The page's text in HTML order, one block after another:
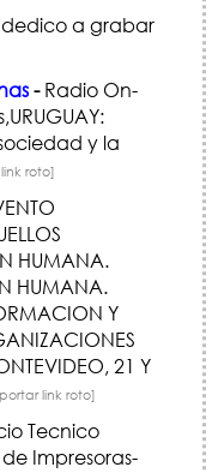
a grabar
-Radio On-
y la
roto]
HUMANA.
HUMANA.
Y
21 Y
link roto]
Tecnico
Impresoras-